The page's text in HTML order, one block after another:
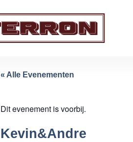
« Alle Evenementen
Dit evenement is voorbij.
Kevin&Andre